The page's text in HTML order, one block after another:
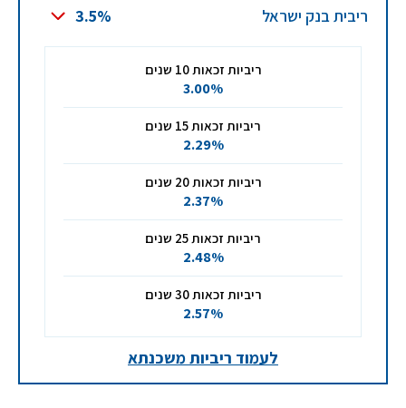
ריבית בנק ישראל 3.5%
ריביות זכאות 10 שנים
3.00%
ריביות זכאות 15 שנים
2.29%
ריביות זכאות 20 שנים
2.37%
ריביות זכאות 25 שנים
2.48%
ריביות זכאות 30 שנים
2.57%
לעמוד ריביות משכנתא